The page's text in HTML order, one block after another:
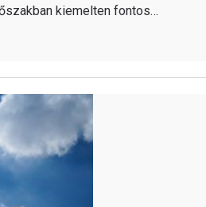
kiemelten fontos…